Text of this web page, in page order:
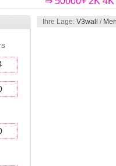
Ihre Lage: V3wall /